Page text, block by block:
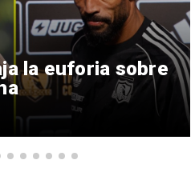
la euforia sobre